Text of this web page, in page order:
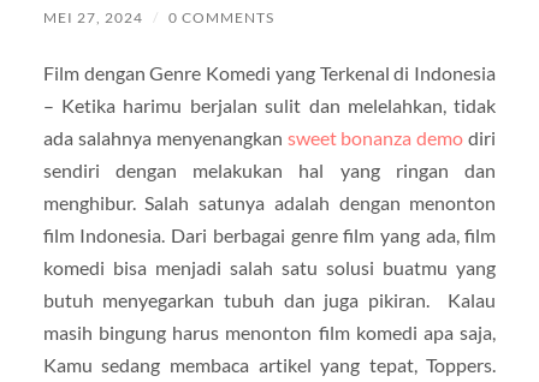
MEI 27, 2024 / 0 COMMENTS
Film dengan Genre Komedi yang Terkenal di Indonesia
– Ketika harimu berjalan sulit dan melelahkan, tidak
ada salahnya menyenangkan sweet bonanza demo diri
sendiri dengan melakukan hal yang ringan dan
menghibur. Salah satunya adalah dengan menonton
film Indonesia. Dari berbagai genre film yang ada, film
komedi bisa menjadi salah satu solusi buatmu yang
butuh menyegarkan tubuh dan juga pikiran. Kalau
masih bingung harus menonton film komedi apa saja,
Kamu sedang membaca artikel yang tepat, Toppers.